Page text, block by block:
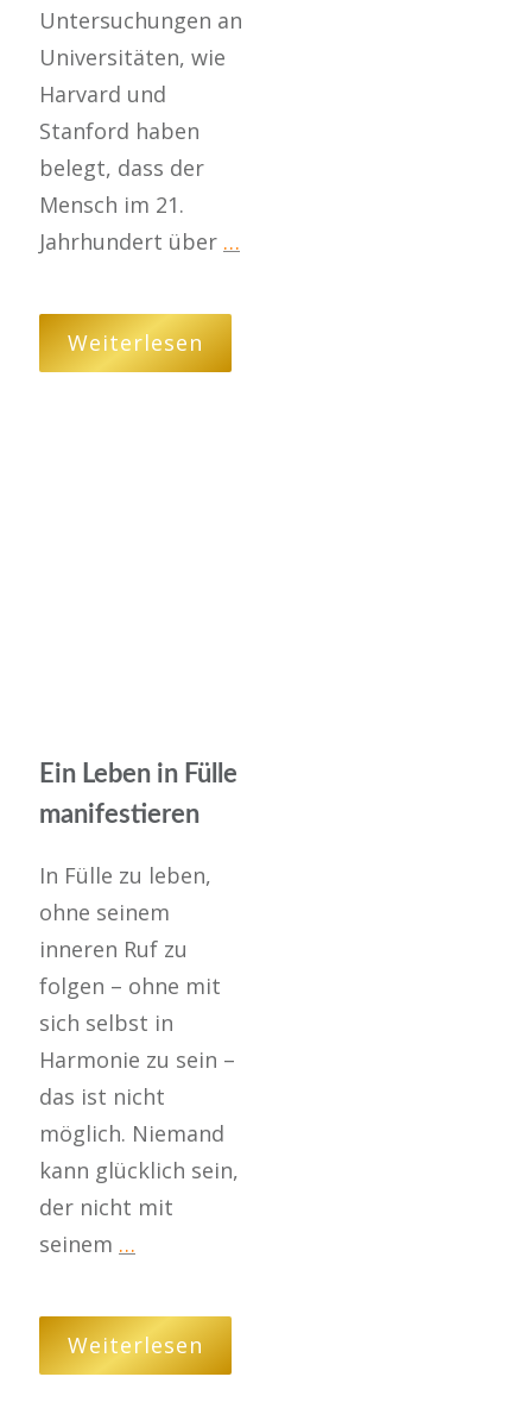
Untersuchungen an
Universitäten, wie
Harvard und
Stanford haben
belegt, dass der
Mensch im 21.
Jahrhundert über …
Weiterlesen
Ein Leben in Fülle
manifestieren
In Fülle zu leben,
ohne seinem
inneren Ruf zu
folgen – ohne mit
sich selbst in
Harmonie zu sein –
das ist nicht
möglich. Niemand
kann glücklich sein,
der nicht mit
seinem …
Weiterlesen